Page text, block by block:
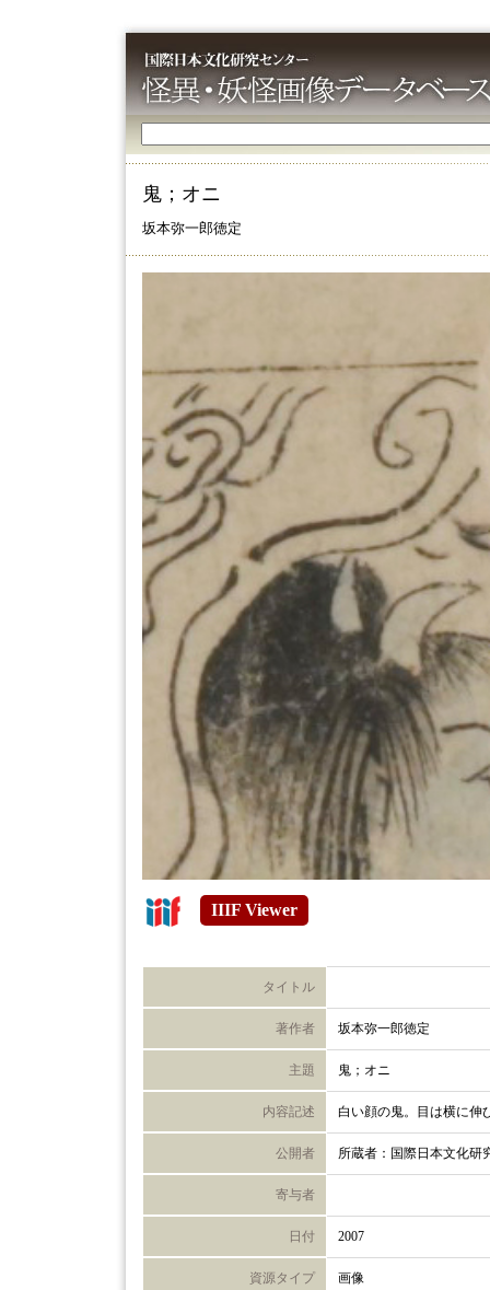
鬼；オニ
坂本弥一郎徳定
IIIF Viewer
タイトル
著作者 坂本弥一郎徳定
主題 鬼；オニ
内容記述 白い顔の鬼。目は横に伸
公開者 所蔵者：国際日本文化研
寄与者
日付 2007
資源タイプ 画像